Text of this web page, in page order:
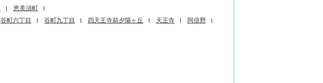
恵美須町
谷町六丁目 谷町九丁目 四天王寺前夕陽ヶ丘 天王寺
阿倍野